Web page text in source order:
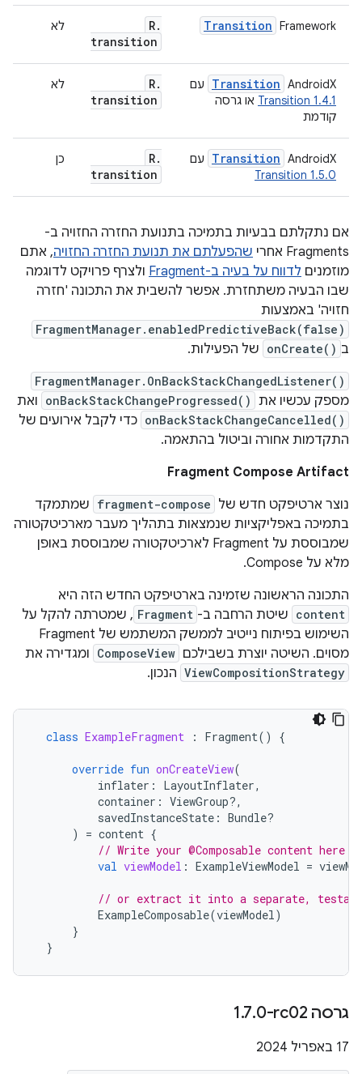
‫Framework
Transition
R.
transition
לא
‫AndroidX
Transition
עם
Transition 1.4.1 או גרסה
קודמת
R.
transition
לא
‫AndroidX
Transition
עם
Transition 1.5.0
R.
transition
כן
אם נתקלתם בבעיות בתמיכה בתנועת החזרה החזויה ב-
Fragments אחרי
שהפעלתם את תנועת החזרה החזויה, אתם
מוזמנים לדווח על בעיה ב-Fragment
ולצרף פרויקט לדוגמה
שבו הבעיה משתחזרת. אפשר להשבית את התכונה 'חזרה
חזויה' באמצעות
FragmentManager.enabledPredictiveBack(false)
ב onCreate() של הפעילות.
FragmentManager.OnBackStackChangedListener()
מספק עכשיו את onBackStackChangeProgressed() ואת
onBackStackChangeCancelled() כדי לקבל אירועים של
התקדמות אחורה וביטול בהתאמה.
Fragment Compose Artifact
נוצר ארטיפקט חדש של fragment-compose שמתמקד
בתמיכה באפליקציות שנמצאות בתהליך מעבר מארכיטקטורה
שמבוססת על Fragment לארכיטקטורה שמבוססת באופן
מלא על Compose.
התכונה הראשונה שזמינה בארטיפקט החדש הזה היא
content שיטת הרחבה ב- Fragment , שמטרתה להקל על
השימוש בפיתוח נייטיב לממשק המשתמש של Fragment
מסוים. השיטה יוצרת בשבילכם ComposeView ומגדירה את
ViewCompositionStrategy הנכון.
class ExampleFragment : Fragment() {
override fun onCreateView(
inflater : LayoutInflater,
container : ViewGroup?,
savedInstanceState : Bundle?
)
= content {
// Write your @Composable content here
val viewModel : ExampleViewModel =
// or extract it into a separate,
ExampleComposable(viewModel)
}
}
גרסה ‎1 .7.0-rc02
‫17 באפריל 2024